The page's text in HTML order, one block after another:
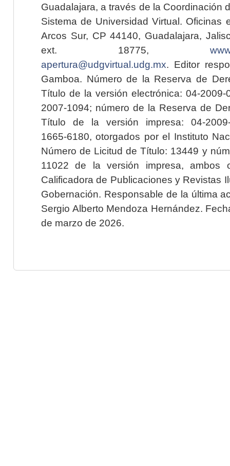
Guadalajara, a través de la Coordinación
Sistema de Universidad Virtual. Oficinas
Arcos Sur, CP 44140, Guadalajara,
ext. 18775,
apertura@udgvirtual.udg.mx. Editor
Gamboa. Número de la Reserva de
Título de la versión electrónica: 04-2009-
2007-1094; número de la Reserva de
Título de la versión impresa: 04-2009-
1665-6180, otorgados por el Instituto
Número de Licitud de Título: 13449 y
11022 de la versión impresa, ambos
Calificadora de Publicaciones y Revistas
Gobernación. Responsable de la última
Sergio Alberto Mendoza Hernández.
de marzo de 2026.